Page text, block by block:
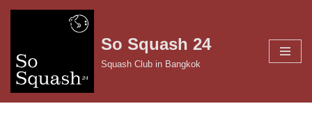
to
content
So Squash 24
Squash Club in Bangkok